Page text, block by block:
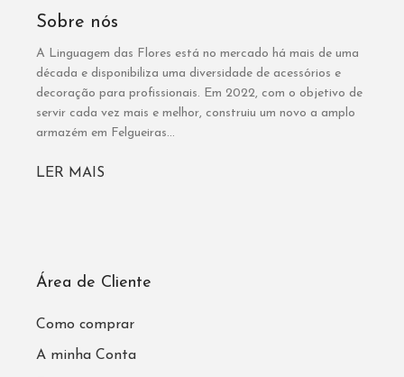
Sobre nós
A Linguagem das Flores está no mercado há mais de uma
década e disponibiliza uma diversidade de acessórios e
decoração para profissionais. Em 2022, com o objetivo de
servir cada vez mais e melhor, construiu um novo a amplo
armazém em Felgueiras...
LER MAIS
Área de Cliente
Como comprar
A minha Conta